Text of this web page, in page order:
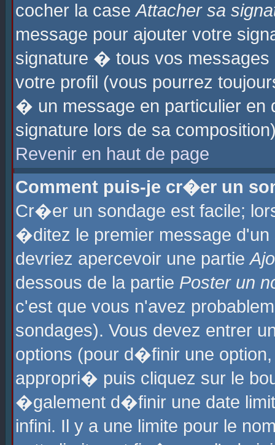
cocher la caseAttacher sa
message pour ajouter votre
signature � tous vos
votre profil (vous pourrez
� un message en particulier
signature lors de sa
Revenir en haut de page
Comment puis-je cr�er un
Cr�er un sondage est facile;
�ditez le premier message
devriez apercevoir une partie
dessous de la partie Poster un
c'est que vous n'avez
sondages). Vous devez entrer
options (pour d�finir une
appropri� puis cliquez sur le
�galement d�finir une date
infini. Il y a une limite pour le